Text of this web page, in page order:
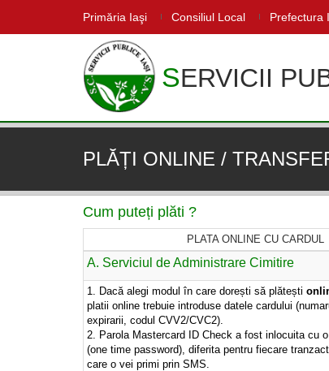
Primăria Iaşi Consiliul Local Prefectura
SERVICII
PLĂȚI ONLINE /
Cum puteți plăti ?
PLATA ONLINE CU CARDUL
A. Serviciul de Administrare Cimitire
1. Dacă alegi modul în care dorești să plătești
platii online trebuie introduse datele cardului
expirarii, codul CVV2/CVC2).
2. Parola Mastercard ID Check a fost inlocuita cu
(one time password), diferita pentru fiecare
care o vei primi prin SMS.